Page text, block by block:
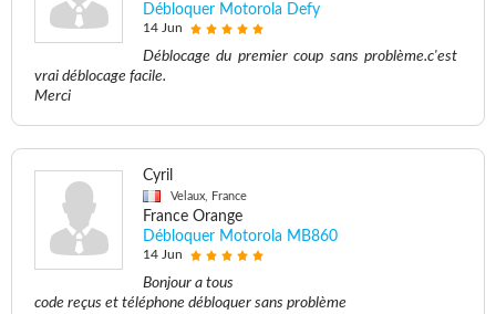
Débloquer Motorola Defy
14 Jun
Déblocage du premier coup sans problème.c'est
vrai déblocage facile.
Merci
Cyril
Velaux, France
France Orange
Débloquer Motorola MB860
14 Jun
Bonjour a tous
code reçus et téléphone débloquer sans problème